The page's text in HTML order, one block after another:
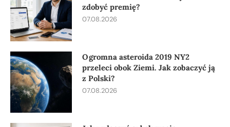
zdobyć premię?
07.08.2026
Ogromna asteroida 2019 NY2
przeleci obok Ziemi. Jak zobaczyć ją
z Polski?
07.08.2026